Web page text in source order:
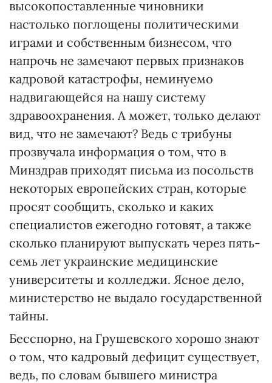
высокопоставленные чиновники
настолько поглощены политическими
играми и собст­венным бизнесом, что
напрочь не замечают первых признаков
кадровой катастрофы, неминуемо
надвигающейся на нашу систему
здравоохранения. А может, только делают
вид, что не замечают? Ведь с трибуны
прозвучала информация о том, что в
Минздрав приходят письма из посольств
некоторых европейских стран, которые
просят сообщить, сколько и каких
специалистов ежегодно готовят, а также
сколько планируют выпускать через пять-
семь лет украинские медицинские
университеты и колледжи. Ясное дело,
министерство не выдало государственной
тайны.
Бесспорно, на Грушевского хорошо знают
о том, что кадровый дефицит существует,
ведь, по словам бывшего министра